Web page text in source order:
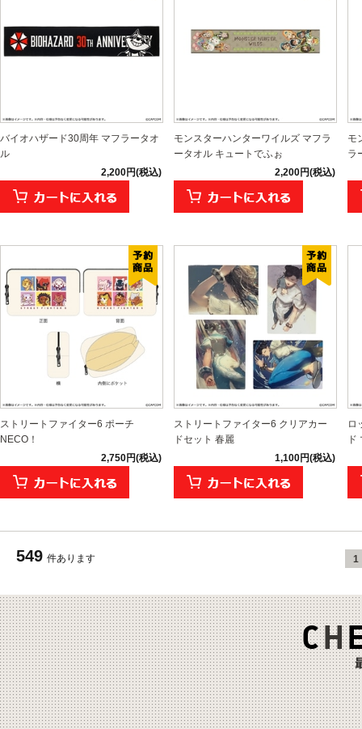
バイオハザード30周年 マフラータオ
ル
2,200円(税込)
モンスターハンターワイルズ マフラ
ータオル キュートでふぉ
2,200円(税込)
モ
ラ
ストリートファイター6 ポーチ
NECO！
2,750円(税込)
ストリートファイター6 クリアカー
ドセット 春麗
1,100円(税込)
ロ
ド
549 件あります 1